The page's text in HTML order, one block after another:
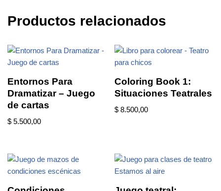
Productos relacionados
Entornos Para
Dramatizar – Juego
de cartas
$ 5.500,00
Coloring Book 1:
Situaciones Teatrales
$ 8.500,00